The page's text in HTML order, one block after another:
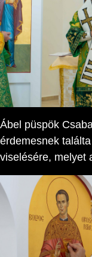
Ábel püspök
érdemesnek
viselésére, melyet